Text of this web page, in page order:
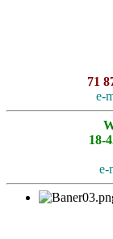
71
e-
18-
e-